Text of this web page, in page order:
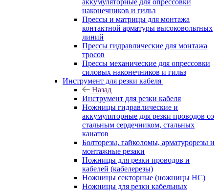
аккумуляторные для опрессовки
наконечников и гильз
Прессы и матрицы для монтажа
контактной арматуры высоковольтных
линий
Прессы гидравлические для монтажа
тросов
Прессы механические для опрессовки
силовых наконечников и гильз
Инструмент для резки кабеля
Назад
Инструмент для резки кабеля
Ножницы гидравлические и
аккумуляторные для резки проводов со
стальным сердечником, стальных
канатов
Болторезы, гайколомы, арматурорезы и
монтажные резаки
Ножницы для резки проводов и
кабелей (кабелерезы)
Ножницы секторные (ножницы НС)
Ножницы для резки кабельных